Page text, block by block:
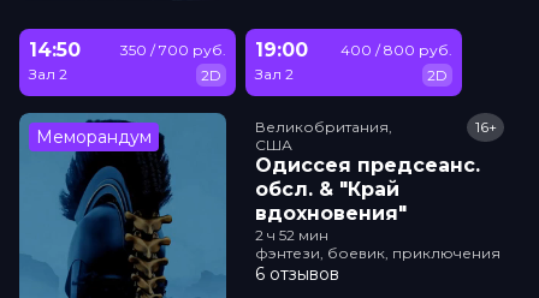
14:50
Зал 2
350 / 700 руб.
2D
19:00
Зал 2
400 / 800 руб.
2D
Меморандум
Великобритания,
США
Одиссея прeдсeанc.
обсл. & "Край
вдохновения"
16+
2 ч 52 мин
фэнтези, боевик, приключения
6 отзывов